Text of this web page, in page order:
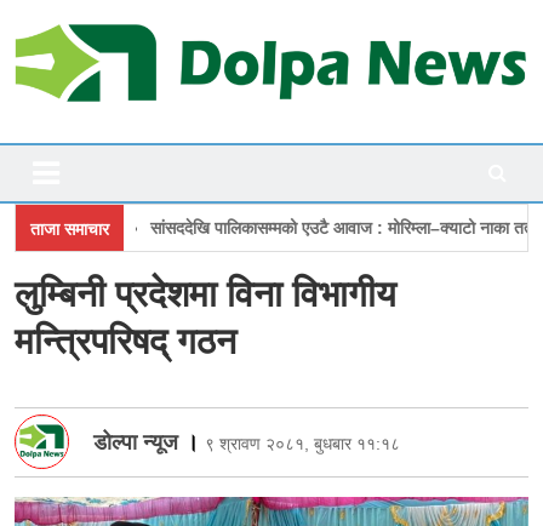
to
content
ताजा समाचार
पालिकासम्मको एउटै आवाज : मोरिम्ला–क्याटो नाका तत्काल खोल चारबुँदे
लुम्बिनी प्रदेशमा विना विभागीय
मन्त्रिपरिषद् गठन
डोल्पा न्यूज। ९ श्रावण २०८१, बुधबार ११:१८